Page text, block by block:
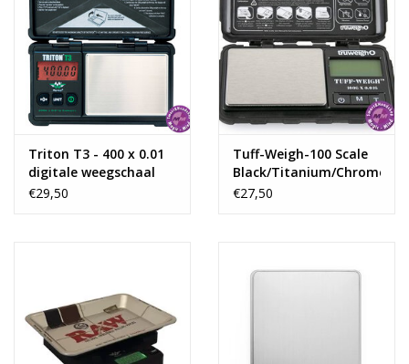
Afmeting Plateau: 55x55mm
Triton T3 - 400 x 0.01
digitale weegschaal
€29,50
Tuff-Weigh-100 Scale
Black/Titanium/Chrome
100 X 0,01Gr
€27,50